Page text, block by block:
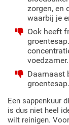
zorgen, en
waarbij je
Ook heeft
voedzamer.
Daarnaast
groentesap.
Een sappenkuur
is dus niet heel
wilt reinigen.